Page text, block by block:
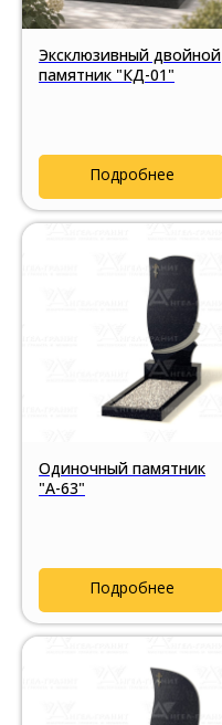
Эксклюзивный двойной
памятник "КД-01"
Подробнее
Одиночный памятник
"А-63"
Подробнее